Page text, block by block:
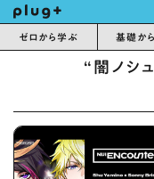
ゼロから学ぶ 基礎か
“闇ノシ